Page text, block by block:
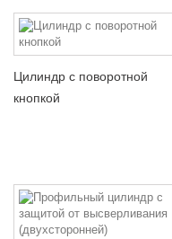
Цилиндр с поворотной
кнопкой